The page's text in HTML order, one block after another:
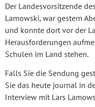
Der Landesvorsitzende
Lamowski, war gestern
und konnte dort vor der
Herausforderungen
Schulen im Land stehen.
Falls Sie die Sendung
Sie das heute journal in
Interview mit Lars